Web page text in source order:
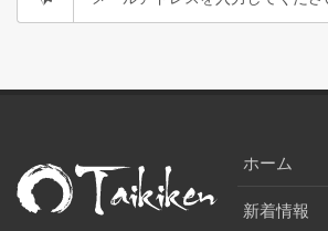
ホーム
新着情報